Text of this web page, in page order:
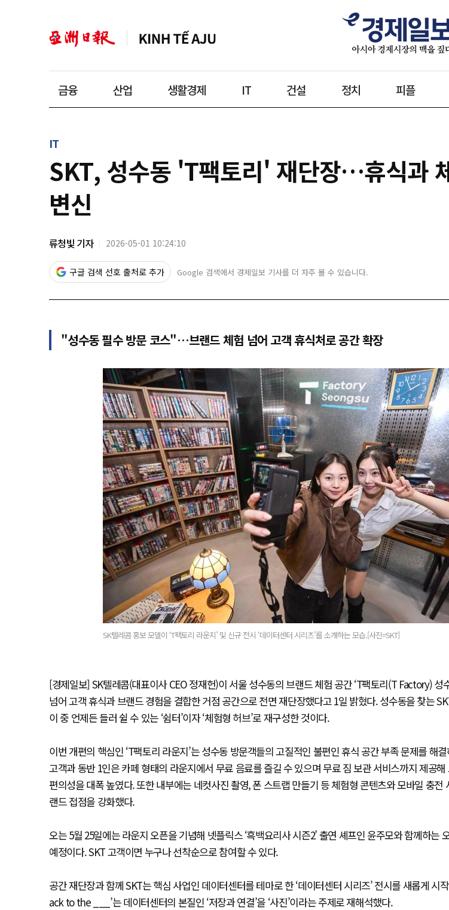
금융 산업 생활경제 IT 건설 정치 피플
IT
SKT, 성수동 'T팩토리' 재단장…휴식과
변신
류청빛 기자 2026-05-01 10:24:10
구글 검색 선호 출처로 추가 Google 검색에서 경제일보 기사를 더 자주 볼 수 있습니다.
"성수동 필수 방문 코스"…브랜드 체험 넘어 고객 휴식처로 공간 확장
SK텔레콤 홍보 모델이 ‘T팩토리 라운지’ 및 신규 전시 ‘데이터센터 시리즈’를 소개하는 모습.[사진=SKT]
[경제일보] SK텔레콤(대표이사 CEO 정재헌)이 서울 성수동의 브랜드 체험 공간 ‘T팩토리(T Factory) 성
넘어 고객 휴식과 브랜드 경험을 결합한 거점 공간으로 전면 재단장했다고 1일 밝혔다. 성수동을 찾는
이 중 언제든 들러 쉴 수 있는 ‘쉼터’이자 ‘체험형 허브’로 재구성한 것이다.
이번 개편의 핵심인 ‘T팩토리 라운지’는 성수동 방문객들의 고질적인 불편인 휴식 공간 부족 문제를 해
고객과 동반 1인은 카페 형태의 라운지에서 무료 음료를 즐길 수 있으며 무료 짐 보관 서비스까지 제공
편의성을 대폭 높였다. 또한 내부에는 네컷사진 촬영, 폰 스트랩 만들기 등 체험형 콘텐츠와 모바일 충전
랜드 접점을 강화했다.
오는 5월 25일에는 라운지 오픈을 기념해 넷플릭스 ‘흑백요리사 시즌2’ 출연 셰프인 윤주모와 함께하는
예정이다. SKT 고객이면 누구나 선착순으로 참여할 수 있다.
공간 재단장과 함께 SKT는 핵심 사업인 데이터센터를 테마로 한 ‘데이터센터 시리즈’ 전시를 새롭게 시
ack to the ___’는 데이터센터의 본질인 ‘저장과 연결’을 ‘사진’이라는 주제로 재해석했다.